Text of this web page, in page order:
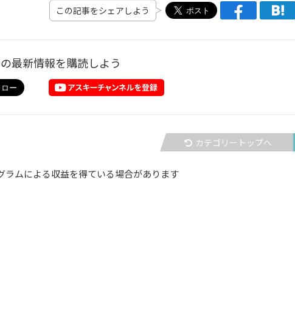
この記事をシェアしよう
最新情報を購読しよう
カテゴリートップへ
ラムによる収益を得ている場合があります